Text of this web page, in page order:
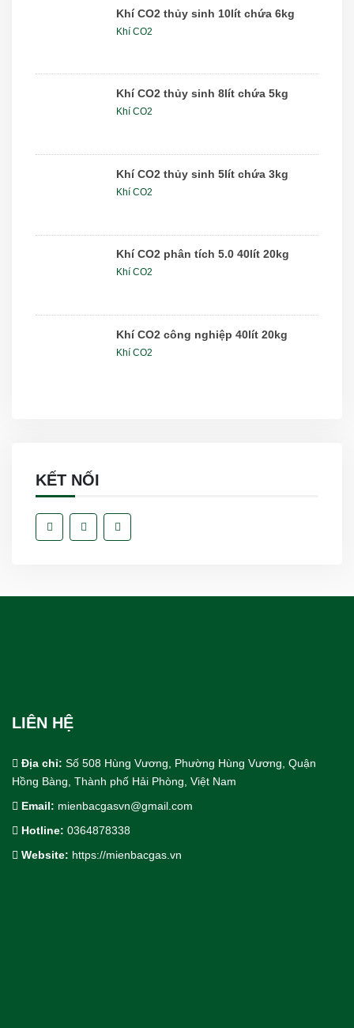
Khí CO2 thủy sinh 10lít chứa 6kg
Khí CO2
Khí CO2 thủy sinh 8lít chứa 5kg
Khí CO2
Khí CO2 thủy sinh 5lít chứa 3kg
Khí CO2
Khí CO2 phân tích 5.0 40lít 20kg
Khí CO2
Khí CO2 công nghiệp 40lít 20kg
Khí CO2
KẾT NỐI
LIÊN HỆ
Địa chỉ: Số 508 Hùng Vương, Phường Hùng Vương, Quận
Hồng Bàng, Thành phố Hải Phòng, Việt Nam
Email: mienbacgasvn@gmail.com
Hotline: 0364878338
Website: https://mienbacgas.vn
Cho Thuê bồn trạm khí công nghiệp